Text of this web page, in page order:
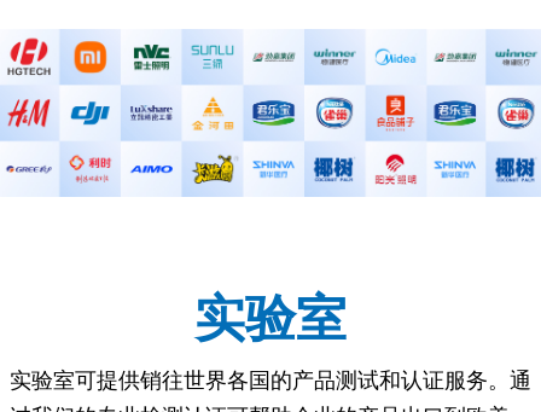
实验室
实验室可提供销往世界各国的产品测试和认证服务。通